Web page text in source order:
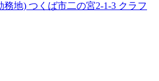
地) つくば市二の宮2-1-3 クラフ